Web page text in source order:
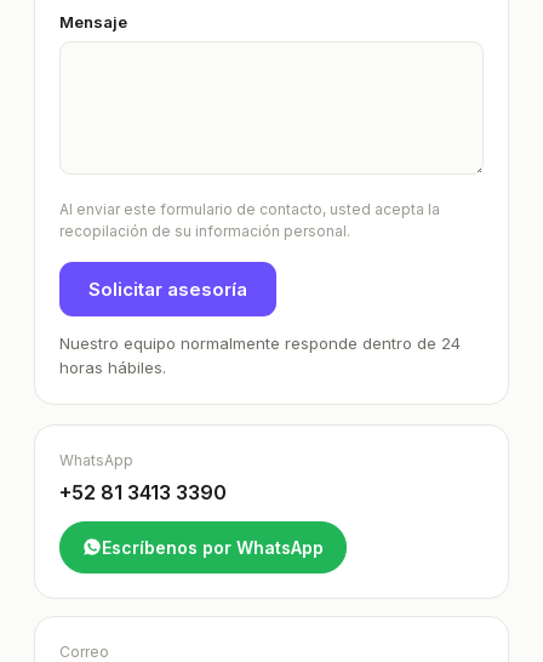
Mensaje
Al enviar este formulario de contacto, usted acepta la
recopilación de su información personal.
Solicitar asesoría
Nuestro equipo normalmente responde dentro de 24
horas hábiles.
WhatsApp
+52 81 3413 3390
Escríbenos por WhatsApp
Correo